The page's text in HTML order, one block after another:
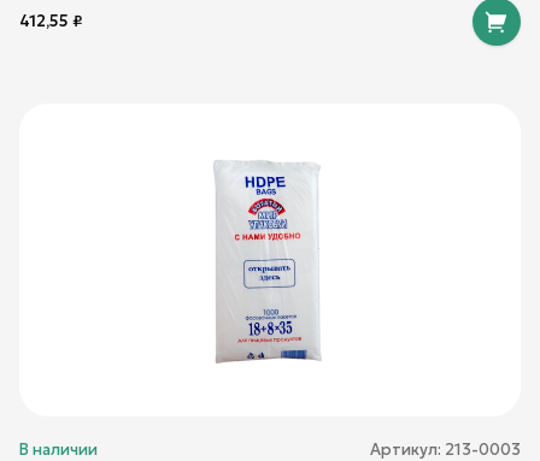
412,55 ₽
В наличии Артикул: 213-0003